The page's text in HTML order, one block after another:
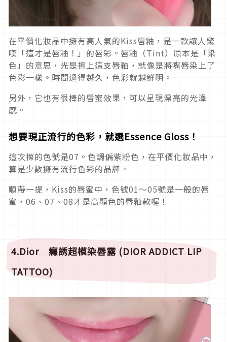
在平價化妝品中擁有高人氣的Kiss唇釉，是一款讓人驚
嘆「這才是唇釉！」的唇彩。唇釉（Tint）原本是「染
色」的意思，光是擦上這支唇釉，就像是將嘴唇染上了
色彩一樣。時間過得越久，色彩就越鮮明。
另外，它也有很棒的唇蜜效果，可以呈現漂亮的光澤
感。
想要現正流行的色彩，就選Essence Gloss！
這次擦的色號是07。色調偏紫粉色，在平價化妝品中，
算是少數擁有流行色彩的品牌。
順帶一提，Kiss的唇蜜中，色號01〜05號是一般的唇
蜜，06、07、08才是高顯色的唇釉款喔！
4.Dior 癮誘超模染唇露 (DIOR ADDICT LIP
TATTOO)